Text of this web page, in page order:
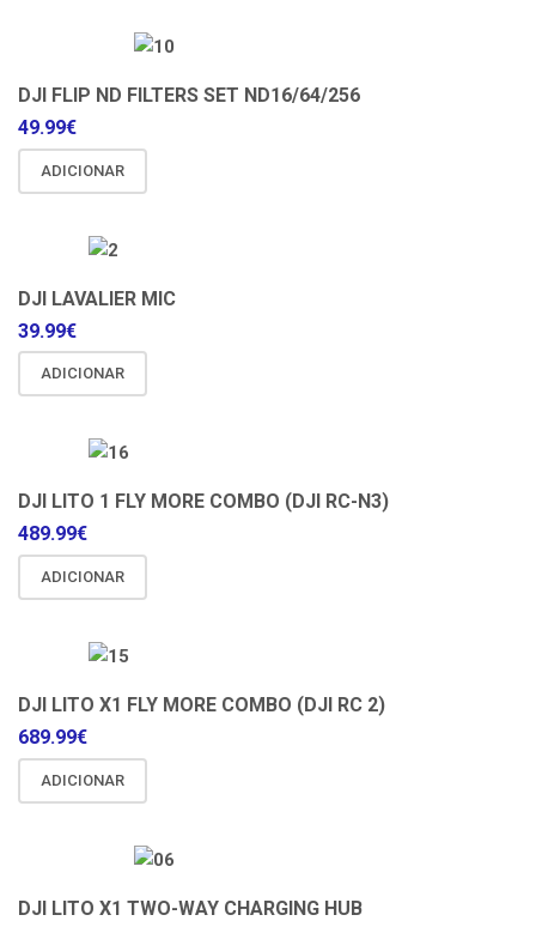
DJI FLIP ND FILTERS SET ND16/64/256
49.99€
ADICIONAR
DJI LAVALIER MIC
39.99€
ADICIONAR
DJI LITO 1 FLY MORE COMBO (DJI RC-N3)
489.99€
ADICIONAR
DJI LITO X1 FLY MORE COMBO (DJI RC 2)
689.99€
ADICIONAR
DJI LITO X1 TWO-WAY CHARGING HUB